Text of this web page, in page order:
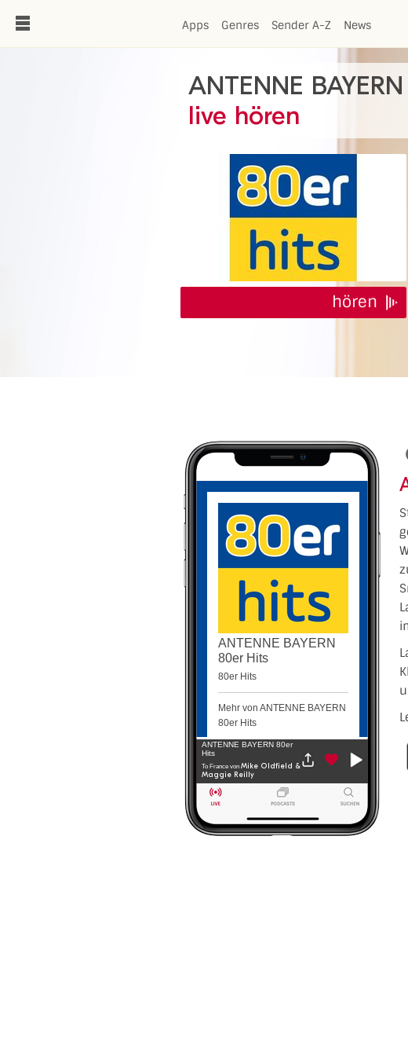
Apps Genres Sender A-Z News
ANTENNE
live hören
hören
ANTENNE BAYERN
80er Hits
80er Hits
Mehr von ANTENNE BAYERN
80er Hits
ANTENNE BAYERN 80er
Hits
To France von Mike Oldfield &
Maggie Reilly